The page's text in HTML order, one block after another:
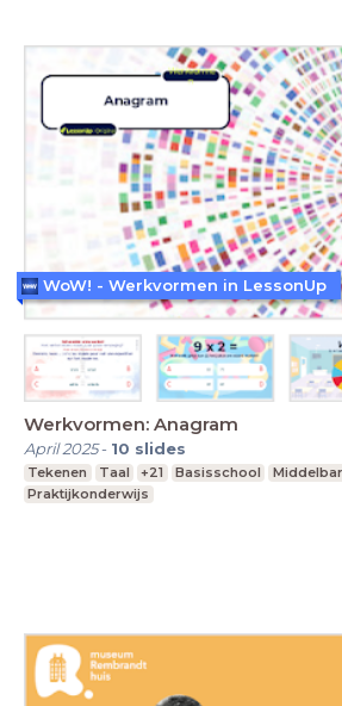
Werkvormen: Anagram
April 2025- 10 slides
Tekenen Taal +21 Basisschool
Praktijkonderwijs
WoW! - Werkvormen in LessonUp